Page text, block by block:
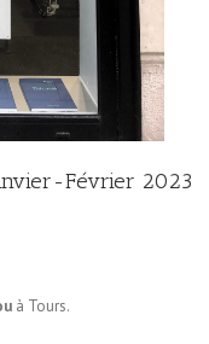
Février 2023
à Tours.